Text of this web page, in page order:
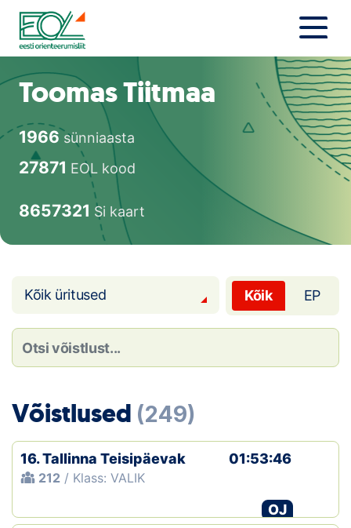
Liigu
sisu
juurde
Uudised
Orienteerujale
Eesti Orienteerumine 100!
Toetamine
Loha
Galerii
Toomas Tiitmaa
1966sünniaasta
27871 EOL kood
8657321 Si kaart
Kõik üritused Kõik EP
Võistlused (249)
16. Tallinna Teisipäevak
212 / Klass: VALIK
01:53:46
OJ